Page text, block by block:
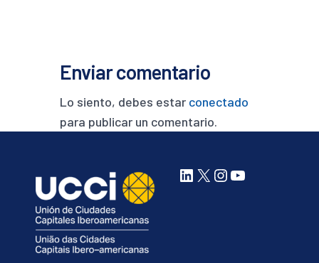
Enviar comentario
Lo siento, debes estar conectado
para publicar un comentario.
LinkedIn
X Instagram
YouTube